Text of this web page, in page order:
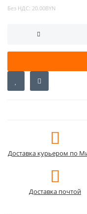
Без НДС: 20.00BYN
Доставка курьером по
Доставка почтой